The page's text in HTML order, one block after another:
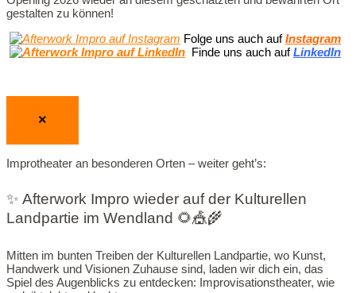
gestalten zu können!
Folge uns auch aufInstagram
Finde uns auch aufLinkedIn
×
Improtheater an besonderen Orten – weiter geht’s:
✨ Afterwork Impro wieder auf der Kulturellen
Landpartie im Wendland 🌻🎪🌾
Mitten im bunten Treiben der Kulturellen Landpartie, wo Kunst,
Handwerk und Visionen Zuhause sind, laden wir dich ein, das
Spiel des Augenblicks zu entdecken: Improvisationstheater, wie